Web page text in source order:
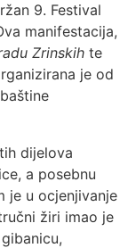
9. Festival
manifestacija,
Zrinskih te
je od
dijelova
a posebnu
je u ocjenjivanje
žiri imao je